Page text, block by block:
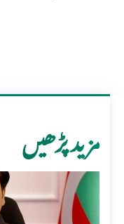
مزید پڑھیں